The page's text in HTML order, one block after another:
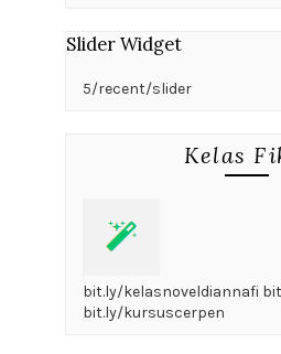
Slider Widget
5/recent/slider
Kelas
bit.ly/kelasnoveldiannafi
bit.ly/kursuscerpen